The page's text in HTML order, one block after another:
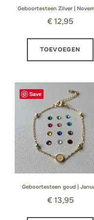
Geboortesteen Zilver |
€ 12,95
TOEVOEGEN
Save
Geboortesteen goud |
€ 13,95